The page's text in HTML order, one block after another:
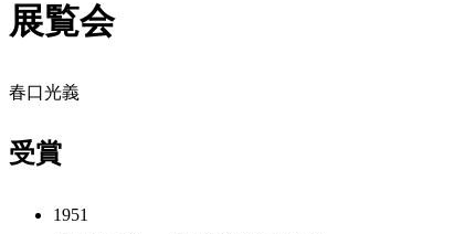
展覧会
春口光義
受賞
1951